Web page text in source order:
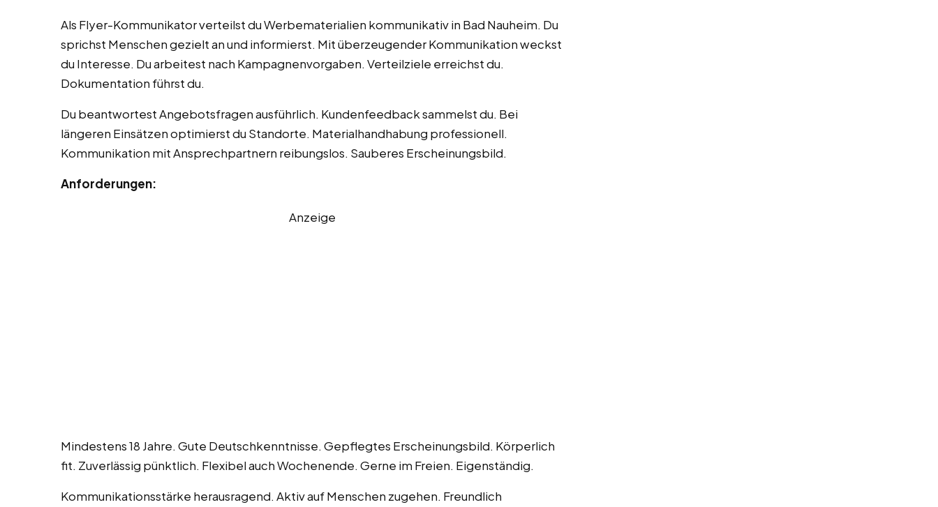
Als Flyer-Kommunikator verteilst du Werbematerialien kommunikativ in Bad Nauheim. Du
sprichst Menschen gezielt an und informierst. Mit überzeugender Kommunikation weckst
du Interesse. Du arbeitest nach Kampagnenvorgaben. Verteilziele erreichst du.
Dokumentation führst du.
Du beantwortest Angebotsfragen ausführlich. Kundenfeedback sammelst du. Bei
längeren Einsätzen optimierst du Standorte. Materialhandhabung professionell.
Kommunikation mit Ansprechpartnern reibungslos. Sauberes Erscheinungsbild.
Anforderungen:
Anzeige
Mindestens 18 Jahre. Gute Deutschkenntnisse. Gepflegtes Erscheinungsbild. Körperlich
fit. Zuverlässig pünktlich. Flexibel auch Wochenende. Gerne im Freien. Eigenständig.
Kommunikationsstärke herausragend. Aktiv auf Menschen zugehen. Freundlich